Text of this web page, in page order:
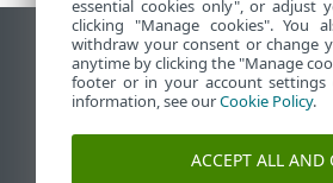
Vis computerwebsted
End of Life
ESET-vidensbase
ESET-forum
ESET Status Portal
essential cookies only", or adjust
clicking "Manage cookies". You
withdraw your consent or change
anytime by clicking the "Manage
footer or in your account settings
information, see ourCookie Policy.
ACCEPT ALL AND